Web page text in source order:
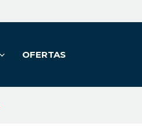
OFERTAS